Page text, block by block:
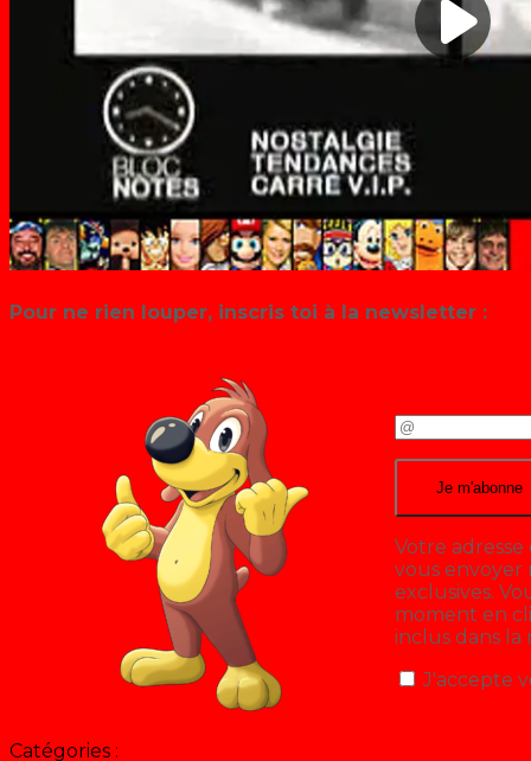
Pour ne rien louper, inscris toi à la newsletter :
Votre
vous
exclusives.
moment en
inclus dans la
J'accepte
Catégories :